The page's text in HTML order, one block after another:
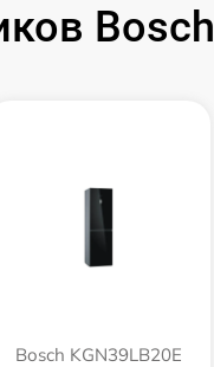
Bosch
Bosch KGN39LB20E